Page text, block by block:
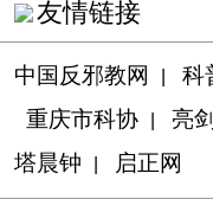
友情链接
中国反邪教网 科
重庆市科协 亮
塔晨钟
启正网